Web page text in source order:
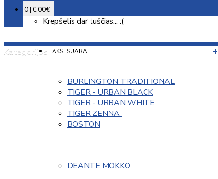
0 | 0,00€
Krepšelis dar tuščias... :(
Kategorijos AKSESUARAI
BURLINGTON TRADITIONAL
TIGER - URBAN BLACK
TIGER - URBAN WHITE
TIGER ZENNA
BOSTON
DEANTE MOKKO